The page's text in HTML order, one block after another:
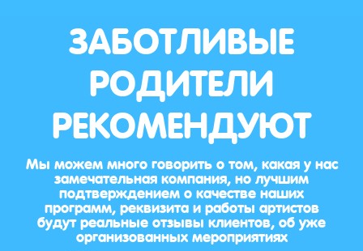
ЗАБОТЛИВЫЕ
РОДИТЕЛИ
РЕКОМЕНДУЮТ
Мы можем много говорить о том, какая у нас
замечательная компания, но лучшим
подтверждением о качестве наших
программ, реквизита и работы артистов
будут реальные отзывы клиентов, об уже
организованных мероприятиях